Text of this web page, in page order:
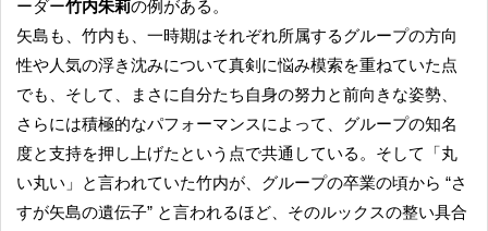
ーダー竹内朱莉の例がある。
矢島も、竹内も、一時期はそれぞれ所属するグループの方向
性や人気の浮き沈みについて真剣に悩み模索を重ねていた点
でも、そして、まさに自分たち自身の努力と前向きな姿勢、
さらには積極的なパフォーマンスによって、グループの知名
度と支持を押し上げたという点で共通している。そして「丸
い丸い」と言われていた竹内が、グループの卒業の頃から “さ
すが矢島の遺伝子” と言われるほど、そのルックスの整い具合